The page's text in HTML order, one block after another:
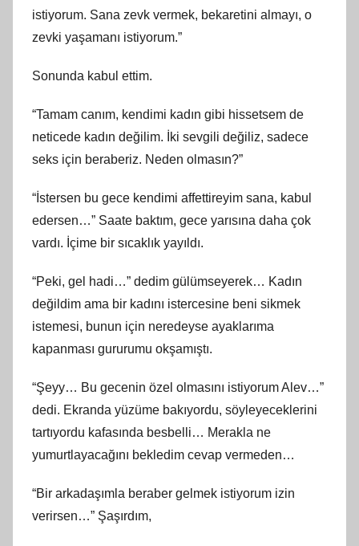
istiyorum. Sana zevk vermek, bekaretini almayı, o
zevki yaşamanı istiyorum.”
Sonunda kabul ettim.
“Tamam canım, kendimi kadın gibi hissetsem de
neticede kadın değilim. İki sevgili değiliz, sadece
seks için beraberiz. Neden olmasın?”
“İstersen bu gece kendimi affettireyim sana, kabul
edersen…” Saate baktım, gece yarısına daha çok
vardı. İçime bir sıcaklık yayıldı.
“Peki, gel hadi…” dedim gülümseyerek… Kadın
değildim ama bir kadını istercesine beni sikmek
istemesi, bunun için neredeyse ayaklarıma
kapanması gururumu okşamıştı.
“Şeyy… Bu gecenin özel olmasını istiyorum Alev…”
dedi. Ekranda yüzüme bakıyordu, söyleyeceklerini
tartıyordu kafasında besbelli… Merakla ne
yumurtlayacağını bekledim cevap vermeden…
“Bir arkadaşımla beraber gelmek istiyorum izin
verirsen…” Şaşırdım,